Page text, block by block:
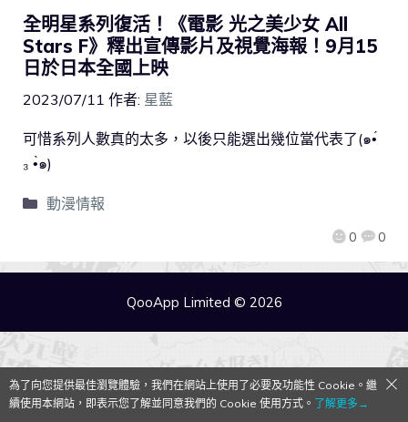
全明星系列復活！《電影 光之美少女 All
Stars F》釋出宣傳影片及視覺海報！9月15
日於日本全國上映
2023/07/11 作者: 星藍
0 0
可惜系列人數真的太多，以後只能選出幾位當代表了(๑•́
₃ •̀๑)
動漫情報
QooApp Limited © 2026
為了向您提供最佳瀏覽體驗，我們在網站上使用了必要及功能性 Cookie。繼
續使用本網站，即表示您了解並同意我們的 Cookie 使用方式。 了解更多→